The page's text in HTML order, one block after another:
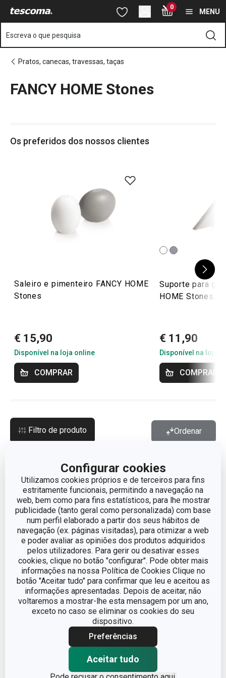
Configurar cookies
Utilizamos cookies próprios e de terceiros para fins
estritamente funcionais, permitindo a navegação na
web, bem como para fins estatísticos, para lhe mostrar
publicidade (tanto geral como personalizada) com base
num perfil elaborado a partir dos seus hábitos de
navegação (ex. páginas visitadas), para otimizar a web
e poder avaliar as opiniões dos produtos adquiridos
pelos utilizadores. Para gerir ou desativar esses
cookies, clique no botão "configurar". Pode obter mais
informações na nossa Política de Cookies Clique no
botão "Aceitar tudo" para confirmar que leu e aceitou as
informações apresentadas. Depois de aceitar, não
voltaremos a mostrar-lhe esta mensagem por um ano,
exceto no caso se eliminar os cookies do seu
dispositivo.
Preferências
Aceitar tudo
Saltar para o conteúdo principal
Saltar para a pesquisa
Saltar para a navegação 0
MENU
Escreva o que pesquisa
Pratos, canecas, travessas, taças
FANCY HOME Stones
Os preferidos dos nossos clientes
Saleiro e pimenteiro FANCY HOME
Stones
€ 15,90
Disponível na loja online
COMPRAR
Suporte para
HOME Stones,
€ 11,90
Disponível na loja
COMPRAR
Filtro de produto Ordenar
Saleiro e pimenteiro
FANCY HOME Stones
-33 %
Suporte para
guardanapos FANCY
HOME Stones
€ 11,90
€ 7,95